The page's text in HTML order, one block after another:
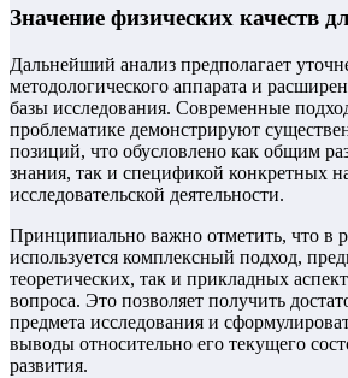
Значение физических качеств
Дальнейший анализ предполагает
методологического аппарата и
базы исследования. Современные
проблематике демонстрируют
позиций, что обусловлено как общим
знания, так и спецификой конкретных
исследовательской деятельности.
Принципиально важно отметить, что в
используется комплексный подход,
теоретических, так и прикладных
вопроса. Это позволяет получить
предмета исследования и
выводы относительно его текущего
развития.